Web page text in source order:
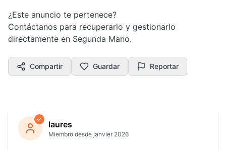
¿Este anuncio te pertenece?
Contáctanos para recuperarlo y gestionarlo
directamente en Segunda Mano.
Compartir Guardar Reportar
laures
Miembro desde janvier 2026